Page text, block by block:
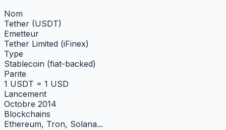
Nom
Tether (USDT)
Emetteur
Tether Limited (iFinex)
Type
Stablecoin (fiat-backed)
Parite
1 USDT = 1 USD
Lancement
Octobre 2014
Blockchains
Ethereum, Tron, Solana...